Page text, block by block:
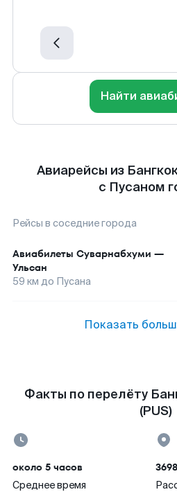
Найти
Авиарейсы из
с Пусаном
Рейсы в соседние города
Авиабилеты Суварнабхуми —
Ульсан
59 км до Пусана
Показать
Факты по перелёту
(PUS)
около 5 часов
Среднее время